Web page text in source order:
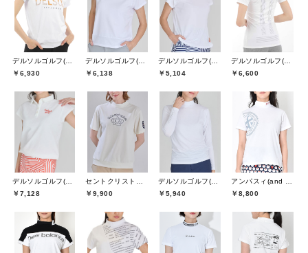
￥6,930
￥6,138
￥5,104
￥6,600
￥7,128
￥9,900
￥5,940
￥8,800